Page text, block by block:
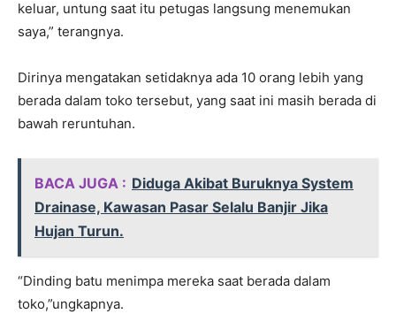
keluar, untung saat itu petugas langsung menemukan
saya,” terangnya.
Dirinya mengatakan setidaknya ada 10 orang lebih yang
berada dalam toko tersebut, yang saat ini masih berada di
bawah reruntuhan.
BACA JUGA : Diduga Akibat Buruknya System
Drainase, Kawasan Pasar Selalu Banjir Jika
Hujan Turun.
“Dinding batu menimpa mereka saat berada dalam
toko,”ungkapnya.